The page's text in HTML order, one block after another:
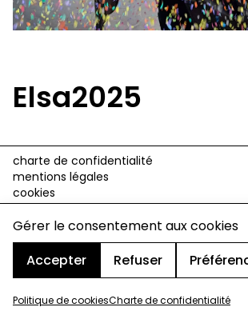
Gérer le consentement aux cookies
Accepter
Refuser
Politique de cookiesCharte de confidentialité
Elsa2025
charte de confidentialité
mentions légales
cookies
design & développement :©